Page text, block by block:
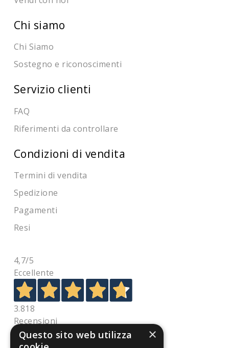
Chi siamo
Chi Siamo
Sostegno e riconoscimenti
Servizio clienti
FAQ
Riferimenti da controllare
Condizioni di vendita
Termini di vendita
Spedizione
Pagamenti
Resi
4,7/5
Eccellente
3.818
Recensioni
×
Questo sito web utilizza